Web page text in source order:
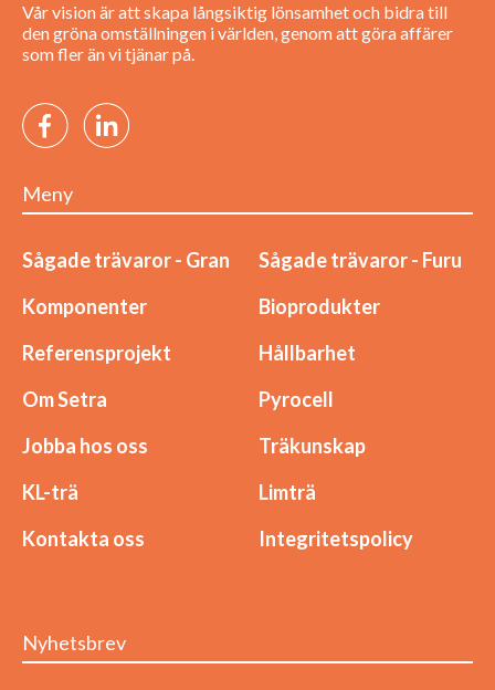
Vår vision är att skapa långsiktig lönsamhet och bidra till
den gröna omställningen i världen, genom att göra affärer
som fler än vi tjänar på.
Meny
Sågade trävaror - Gran
Sågade trävaror - Furu
Komponenter
Bioprodukter
Referensprojekt
Hållbarhet
Om Setra
Pyrocell
Jobba hos oss
Träkunskap
KL-trä
Limträ
Kontakta oss
Integritetspolicy
Nyhetsbrev